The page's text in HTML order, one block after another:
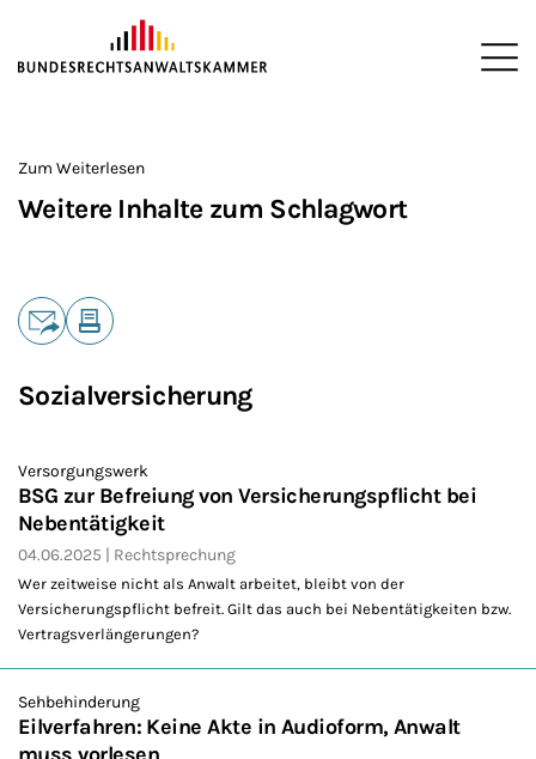
ZUM HAUPTINHALT SPRINGEN
Zum Weiterlesen
Weitere Inhalte zum Schlagwort
Teilen
Sozialversicherung
Versorgungswerk
BSG zur Befreiung von Versicherungspflicht bei
Nebentätigkeit
04.06.2025 Rechtsprechung
Wer zeitweise nicht als Anwalt arbeitet, bleibt von der
Versicherungspflicht befreit. Gilt das auch bei Nebentätigkeiten bzw.
Vertragsverlängerungen?
Sehbehinderung
Eilverfahren: Keine Akte in Audioform, Anwalt